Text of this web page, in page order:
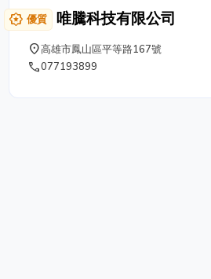
上官網參閱:
▶️https://web.hocom.tw/h/index?
key=286880637923
award_star 優質 唯騰科技有限公司
place高雄市鳳山區平等路167號
phone077193899